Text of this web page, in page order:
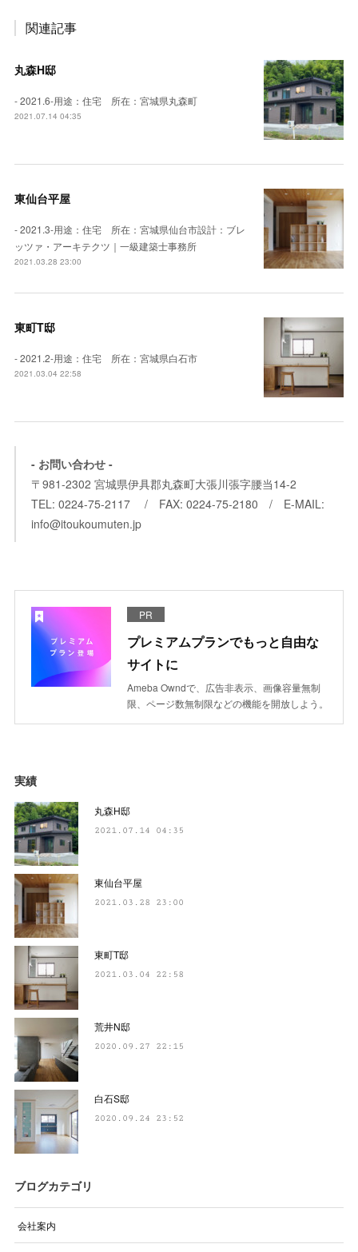
関連記事
丸森H邸
- 2021.6-用途：住宅 所在：宮城県丸森町
2021.07.14 04:35
東仙台平屋
- 2021.3-用途：住宅 所在：宮城県仙台市設計：ブレ
ッツァ・アーキテクツ｜一級建築士事務所
2021.03.28 23:00
東町T邸
- 2021.2-用途：住宅 所在：宮城県白石市
2021.03.04 22:58
- お問い合わせ -
〒981-2302 宮城県伊具郡丸森町大張川張字腰当14-2
TEL: 0224-75-2117 / FAX: 0224-75-2180 / E-MAIL:
info@itoukoumuten.jp
PR
プレミアムプランでもっと自由な
サイトに
Ameba Owndで、広告非表示、画像容量無制
限、ページ数無制限などの機能を開放しよう。
実績
丸森H邸
2021.07.14 04:35
東仙台平屋
2021.03.28 23:00
東町T邸
2021.03.04 22:58
荒井N邸
2020.09.27 22:15
白石S邸
2020.09.24 23:52
ブログカテゴリ
会社案内